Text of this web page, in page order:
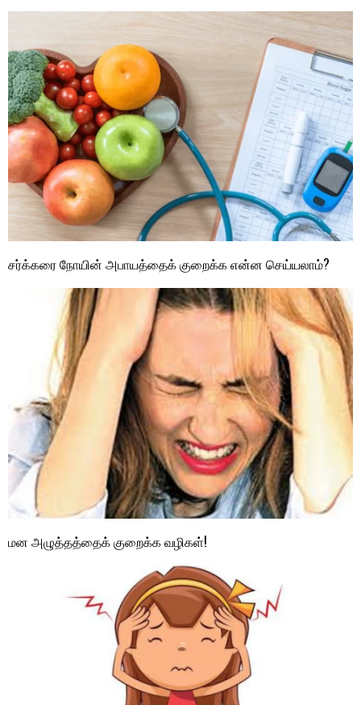
சர்க்கரை நோயின் அபாயத்தைக் குறைக்க என்ன செய்யலாம்?
மன அழுத்தத்தைக் குறைக்க வழிகள்!